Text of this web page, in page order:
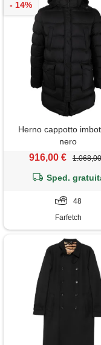
Herno cappotto
nero
916,00 €
Sped.
48
Farfetch